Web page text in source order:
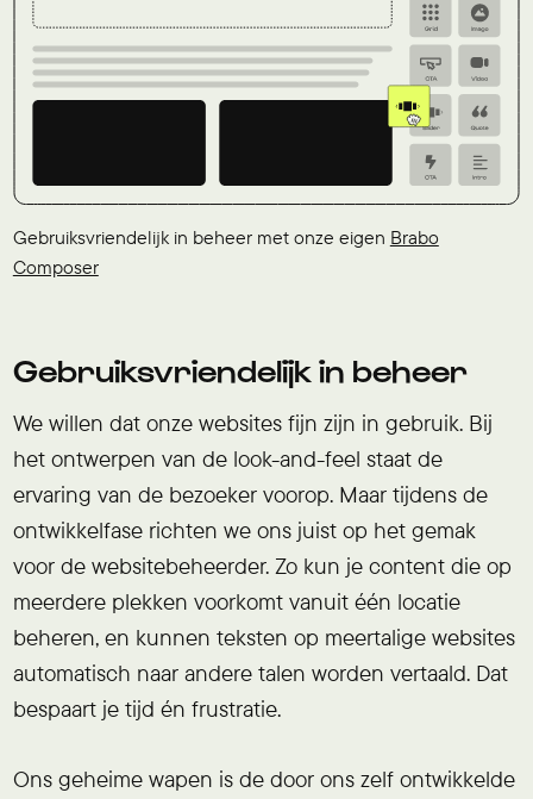
Gebruiksvriendelijk in beheer met onze eigen Brabo
Composer
Gebruiksvriendelijk in beheer
We willen dat onze websites fijn zijn in gebruik. Bij
het ontwerpen van de look-and-feel staat de
ervaring van de bezoeker voorop. Maar tijdens de
ontwikkelfase richten we ons juist op het gemak
voor de websitebeheerder. Zo kun je content die op
meerdere plekken voorkomt vanuit één locatie
beheren, en kunnen teksten op meertalige websites
automatisch naar andere talen worden vertaald. Dat
bespaart je tijd én frustratie.
Ons geheime wapen is de door ons zelf ontwikkelde